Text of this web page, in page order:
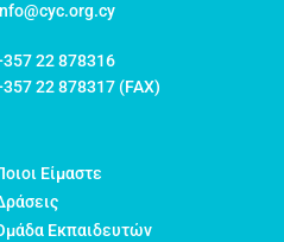
22 878316
22 878317 (FAX)
Είμαστε
Εκπαιδευτών